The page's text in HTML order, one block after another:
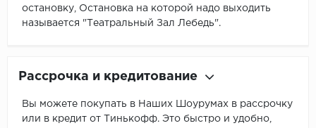
остановку, Остановка на которой надо выходить
называется "Театральный Зал Лебедь".
Рассрочка и кредитование
Вы можете покупать в Наших Шоурумах в рассрочку
или в кредит от Тинькофф. Это быстро и удобно,